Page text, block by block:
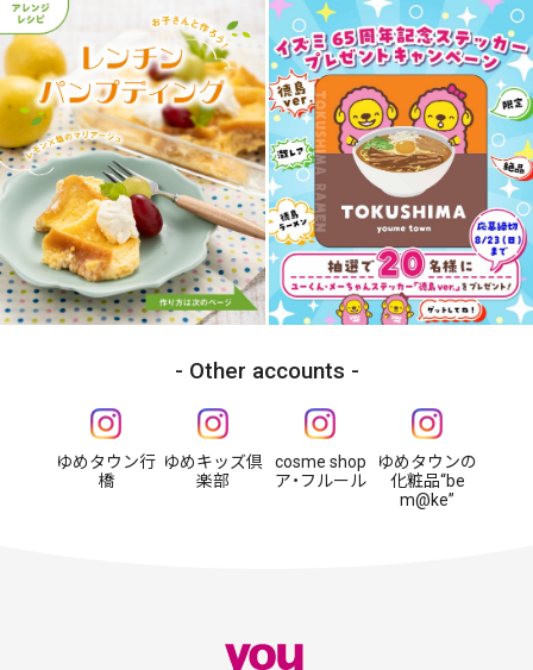
Other accounts
ゆめタウン行
橋
ゆめキッズ倶
楽部
cosme shop
ア・フルール
ゆめタウンの
化粧品“be
m@ke”